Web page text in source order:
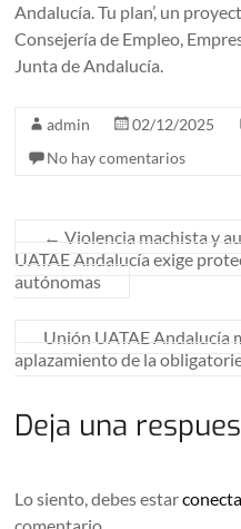
Andalucía. Tu plan’, un
Consejería de Empleo,
Junta de Andalucía.
admin 02/12/2025
No hay comentarios
← Violencia machista y
UATAE Andalucía exige
autónomas
Unión UATAE Andalucía
aplazamiento de la
Deja una
Lo siento, debes estar